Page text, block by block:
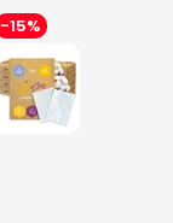
-15%